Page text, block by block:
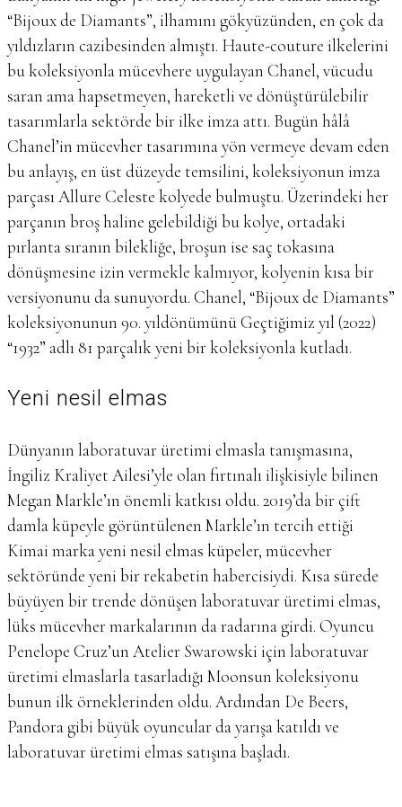
“Bijoux de Diamants”, ilhamını gökyüzünden, en çok da
yıldızların cazibesinden almıştı. Haute-couture ilkelerini
bu koleksiyonla mücevhere uygulayan Chanel, vücudu
saran ama hapsetmeyen, hareketli ve dönüştürülebilir
tasarımlarla sektörde bir ilke imza attı. Bugün hâlâ
Chanel’in mücevher tasarımına yön vermeye devam eden
bu anlayış, en üst düzeyde temsilini, koleksiyonun imza
parçası Allure Celeste kolyede bulmuştu. Üzerindeki her
parçanın broş haline gelebildiği bu kolye, ortadaki
pırlanta sıranın bilekliğe, broşun ise saç tokasına
dönüşmesine izin vermekle kalmıyor, kolyenin kısa bir
versiyonunu da sunuyordu. Chanel, “Bijoux de Diamants”
koleksiyonunun 90. yıldönümünü Geçtiğimiz yıl (2022)
“1932” adlı 81 parçalık yeni bir koleksiyonla kutladı.
Yeni nesil elmas
Dünyanın laboratuvar üretimi elmasla tanışmasına,
İngiliz Kraliyet Ailesi’yle olan fırtınalı ilişkisiyle bilinen
Megan Markle’ın önemli katkısı oldu. 2019’da bir çift
damla küpeyle görüntülenen Markle’ın tercih ettiği
Kimai marka yeni nesil elmas küpeler, mücevher
sektöründe yeni bir rekabetin habercisiydi. Kısa sürede
büyüyen bir trende dönüşen laboratuvar üretimi elmas,
lüks mücevher markalarının da radarına girdi. Oyuncu
Penelope Cruz’un Atelier Swarowski için laboratuvar
üretimi elmaslarla tasarladığı Moonsun koleksiyonu
bunun ilk örneklerinden oldu. Ardından De Beers,
Pandora gibi büyük oyuncular da yarışa katıldı ve
laboratuvar üretimi elmas satışına başladı.